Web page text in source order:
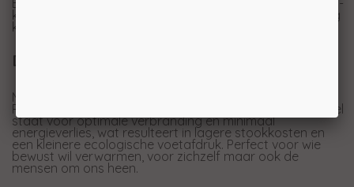
Bovendien is deze kachel voorzien van een optionele wifi-
kit, waarmee u de temperatuur en instellingen eenvoudig
kunt aanpassen via uw smartphone.
Duurzaam en efficiënt
Met een A++ energie-efficiëntielabel is de A10 Quadra
Plus niet alleen stijlvol, maar ook bijzonder zuinig. Dit label
staat voor optimale verbranding en minimaal
energieverlies, wat resulteert in lagere stookkosten en
een kleinere ecologische voetafdruk. Perfect voor wie
bewust wil verwarmen, voor zichzelf maar ook de
mensen om ons heen.